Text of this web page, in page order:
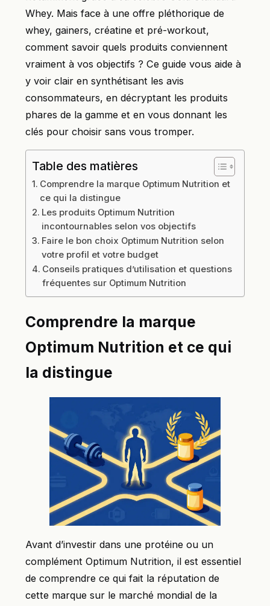
Whey. Mais face à une offre pléthorique de
whey, gainers, créatine et pré-workout,
comment savoir quels produits conviennent
vraiment à vos objectifs ? Ce guide vous aide à
y voir clair en synthétisant les avis
consommateurs, en décryptant les produits
phares de la gamme et en vous donnant les
clés pour choisir sans vous tromper.
Table des matières
Comprendre la marque Optimum Nutrition et
ce qui la distingue
Les produits Optimum Nutrition
incontournables selon vos objectifs
Faire le bon choix Optimum Nutrition selon
votre profil et votre budget
Conseils pratiques d’utilisation et questions
fréquentes sur Optimum Nutrition
Comprendre la marque
Optimum Nutrition et ce qui
la distingue
Avant d’investir dans une protéine ou un
complément Optimum Nutrition, il est essentiel
de comprendre ce qui fait la réputation de
cette marque sur le marché mondial de la